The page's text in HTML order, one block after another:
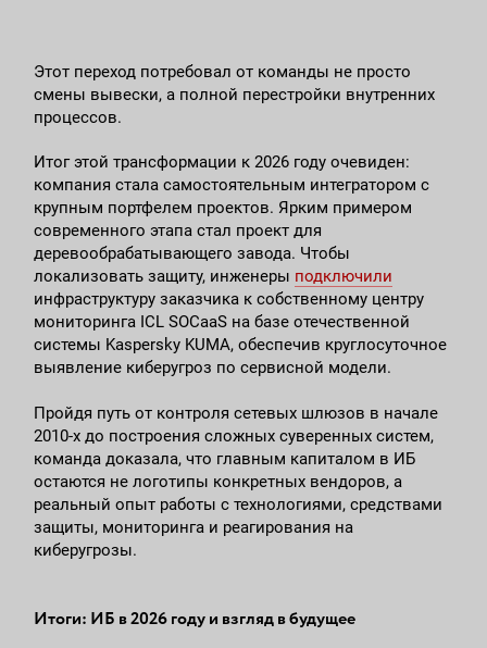
Этот переход потребовал от команды не просто
смены вывески, а полной перестройки внутренних
процессов.
Итог этой трансформации к 2026 году очевиден:
компания стала самостоятельным интегратором с
крупным портфелем проектов. Ярким примером
современного этапа стал проект для
деревообрабатывающего завода. Чтобы
локализовать защиту, инженеры подключили
инфраструктуру заказчика к собственному центру
мониторинга ICL SOCaaS на базе отечественной
системы Kaspersky KUMA, обеспечив круглосуточное
выявление киберугроз по сервисной модели.
Пройдя путь от контроля сетевых шлюзов в начале
2010-х до построения сложных суверенных систем,
команда доказала, что главным капиталом в ИБ
остаются не логотипы конкретных вендоров, а
реальный опыт работы с технологиями, средствами
защиты, мониторинга и реагирования на
киберугрозы.
Итоги: ИБ в 2026 году и взгляд в будущее